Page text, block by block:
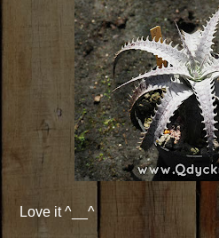
Love it ^__^